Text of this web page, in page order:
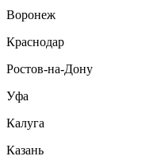
Воронеж
Краснодар
Ростов-на-Дону
Уфа
Калуга
Казань